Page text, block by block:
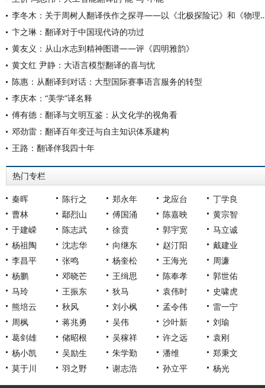
李冬木：关于周树人翻译佚作之
卞之琳：翻译对于中国现代诗的功过
黄友义：从山水志到精神图谱——评《四明雅韵》
黄文红 尹静：大语言模型翻译的喜与忧
陈惠：从翻译到对话：大型国际赛事语言服务的转型
李庆本：“美学”译名释
傅有德：翻译与文明互鉴：从文化学的视角看
邓劲雷：翻译百年变迁与自主知识体系建构
王路：翻译伴我四十年
热门专栏
秦晖 陈行之 郑永年 龙应台
丁学良
曹林
鄢烈山 傅国涌 陈嘉映
黄宗智
于建嵘
陈志武 徐贲 郭宇宽
马立诚
杨祖陶
沈志华 向继东 赵汀阳
戴建业
李昌平
张鸣 杨奎松 王海光
周濂
杨鹏
邓晓芒 王缉思 陈奉孝
郭世佑
马玲
王振东 狄马 袁伟时
史啸虎
熊培云
秋风 刘小枫 孟令伟
雷一宁
周枫
蒋兆勇 吴伟 沙叶新
刘瑜
葛剑雄
储昭根 吴稼祥 许之远
袁刚
杨小凯
吴励生 朱学勤 潘维
郑秉文
莫于川
羽之野 谢志浩 孙立平 杨光